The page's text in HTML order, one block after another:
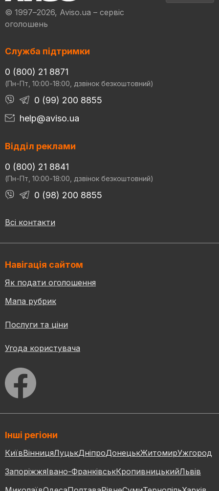
© 1997–2026, Aviso.ua – сервіс
оголошень
Служба підтримки
0 (800) 21 8871
(Пн-Пт, 10:00-18:00, дзвінок безкоштовний)
0 (99) 200 8855
help@aviso.ua
Відділ реклами
0 (800) 21 8841
(Пн-Пт, 10:00-18:00, дзвінок безкоштовний)
0 (98) 200 8855
Всі контакти
Навігація сайтом
Як подати оголошення
Мапа рубрик
Послуги та ціни
Угода користувача
Інші регіони
КиївВінницяЛуцькДніпроДонецькЖитомирУжгород
ЗапоріжжяІвано-ФранківськКропивницькийЛьвів